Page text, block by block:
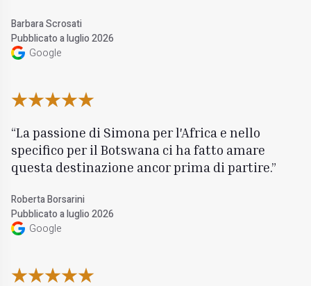
Barbara Scrosati
Pubblicato a luglio 2026
Google
La passione di Simona per l'Africa e nello
specifico per il Botswana ci ha fatto amare
questa destinazione ancor prima di partire.
Roberta Borsarini
Pubblicato a luglio 2026
Google